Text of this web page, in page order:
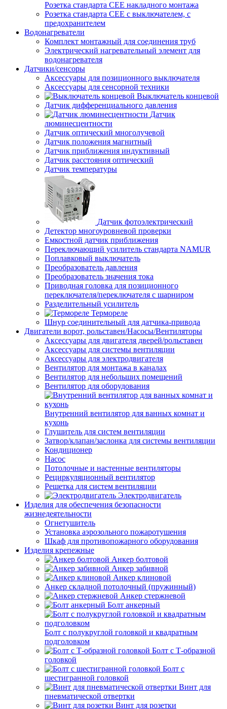
Розетка стандарта СЕЕ накладного монтажа
Розетка стандарта СЕЕ с выключателем, с
предохранителем
Водонагреватели
Комплект монтажный для соединения труб
Электрический нагревательный элемент для
водонагревателя
Датчики/сенсоры
Аксессуары для позиционного выключателя
Аксессуары для сенсорной техники
Выключатель концевой
Датчик дифференциального давления
Датчик
люминесцентности
Датчик оптический многолучевой
Датчик положения магнитный
Датчик приближения индуктивный
Датчик расстояния оптический
Датчик температуры
Датчик фотоэлектрический
Детектор многоуровневой проверки
Емкостной датчик приближения
Переключающий усилитель стандарта NAMUR
Поплавковый выключатель
Преобразователь давления
Преобразователь значения тока
Приводная головка для позиционного
переключателя/переключателя с шарниром
Разделительный усилитель
Термореле
Шнур соединительный для датчика-привода
Двигатели ворот, рольставен/Насосы/Вентиляторы
Аксессуары для двигателя дверей/рольставен
Аксессуары для системы вентиляции
Аксессуары для электродвигателя
Вентилятор для монтажа в каналах
Вентилятор для небольших помещений
Вентилятор для оборудования
Внутренний вентилятор для ванных комнат и
кухонь
Глушитель для систем вентиляции
Затвор/клапан/заслонка для системы вентиляции
Кондиционер
Насос
Потолочные и настенные вентиляторы
Рециркуляционный вентилятор
Решетка для систем вентиляции
Электродвигатель
Изделия для обеспечения безопасности
жизнедеятельности
Огнетушитель
Установка аэрозольного пожаротушения
Шкаф для противопожарного оборудования
Изделия крепежные
Анкер болтовой
Анкер забивной
Анкер клиновой
Анкер складной потолочный (пружинный)
Анкер стержневой
Болт анкерный
Болт с полукруглой головкой и квадратным
подголовком
Болт с Т-образной
головкой
Болт с
шестигранной головкой
Винт для
пневматической отвертки
Винт для розетки